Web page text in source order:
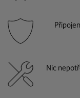
Nic